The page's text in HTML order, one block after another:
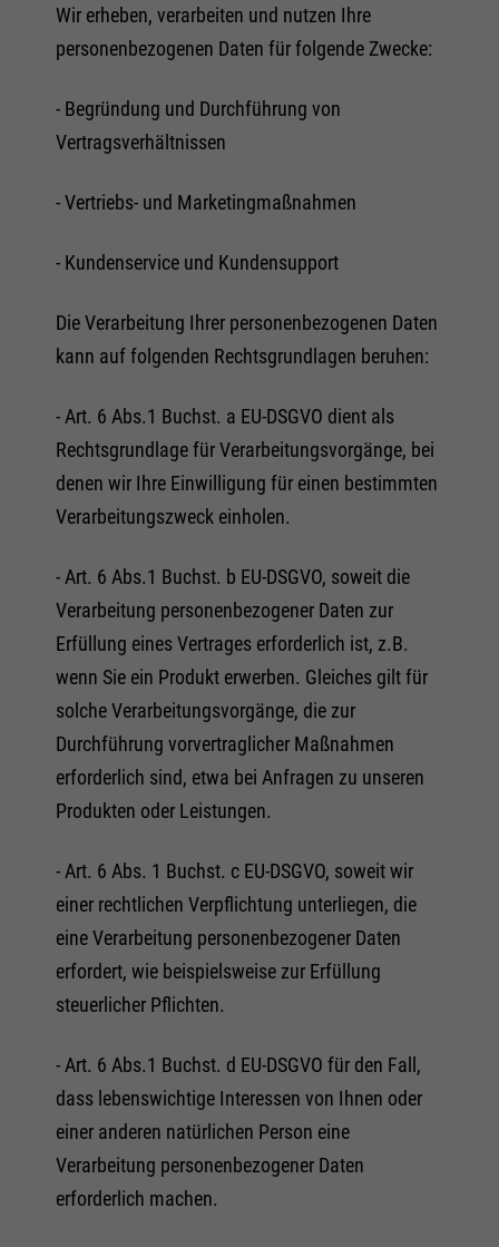
Wir erheben, verarbeiten und nutzen Ihre
personenbezogenen Daten für folgende Zwecke:
- Begründung und Durchführung von
Vertragsverhältnissen
- Vertriebs- und Marketingmaßnahmen
- Kundenservice und Kundensupport
Die Verarbeitung Ihrer personenbezogenen Daten
kann auf folgenden Rechtsgrundlagen beruhen:
- Art. 6 Abs.1 Buchst. a EU-DSGVO dient als
Rechtsgrundlage für Verarbeitungsvorgänge, bei
denen wir Ihre Einwilligung für einen bestimmten
Verarbeitungszweck einholen.
- Art. 6 Abs.1 Buchst. b EU-DSGVO, soweit die
Verarbeitung personenbezogener Daten zur
Erfüllung eines Vertrages erforderlich ist, z.B.
wenn Sie ein Produkt erwerben. Gleiches gilt für
solche Verarbeitungsvorgänge, die zur
Durchführung vorvertraglicher Maßnahmen
erforderlich sind, etwa bei Anfragen zu unseren
Produkten oder Leistungen.
- Art. 6 Abs. 1 Buchst. c EU-DSGVO, soweit wir
einer rechtlichen Verpflichtung unterliegen, die
eine Verarbeitung personenbezogener Daten
erfordert, wie beispielsweise zur Erfüllung
steuerlicher Pflichten.
- Art. 6 Abs.1 Buchst. d EU-DSGVO für den Fall,
dass lebenswichtige Interessen von Ihnen oder
einer anderen natürlichen Person eine
Verarbeitung personenbezogener Daten
erforderlich machen.